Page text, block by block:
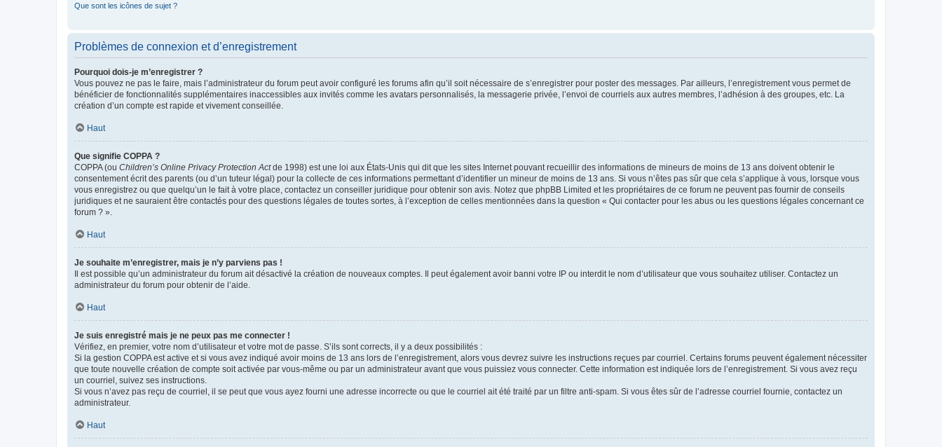
Que sont les icônes de sujet ?
Problèmes de connexion et d’enregistrement
Pourquoi dois-je m’enregistrer ?
Vous pouvez ne pas le faire, mais l’administrateur du forum peut avoir configuré les forums afin qu’il soit nécessaire de s’enregistrer pour poster des messages. Par ailleurs, l’enregistrement vous permet de
bénéficier de fonctionnalités supplémentaires inaccessibles aux invités comme les avatars personnalisés, la messagerie privée, l’envoi de courriels aux autres membres, l’adhésion à des groupes, etc. La
création d’un compte est rapide et vivement conseillée.
Haut
Que signifie COPPA ?
COPPA (ou Children’s Online Privacy Protection Actde 1998) est une loi aux États-Unis qui dit que les sites Internet pouvant recueillir des informations de mineurs de moins de 13 ans doivent obtenir le
consentement écrit des parents (ou d’un tuteur légal) pour la collecte de ces informations permettant d’identifier un mineur de moins de 13 ans. Si vous n’êtes pas sûr que cela s’applique à vous, lorsque vous
vous enregistrez ou que quelqu’un le fait à votre place, contactez un conseiller juridique pour obtenir son avis. Notez que phpBB Limited et les propriétaires de ce forum ne peuvent pas fournir de conseils
juridiques et ne sauraient être contactés pour des questions légales de toutes sortes, à l’exception de celles mentionnées dans la question « Qui contacter pour les abus ou les questions légales concernant ce
forum ? ».
Haut
Je souhaite m’enregistrer, mais je n’y parviens pas !
Il est possible qu’un administrateur du forum ait désactivé la création de nouveaux comptes. Il peut également avoir banni votre IP ou interdit le nom d’utilisateur que vous souhaitez utiliser. Contactez un
administrateur du forum pour obtenir de l’aide.
Haut
Je suis enregistré mais je ne peux pas me connecter !
Vérifiez, en premier, votre nom d’utilisateur et votre mot de passe. S’ils sont corrects, il y a deux possibilités :
Si la gestion COPPA est active et si vous avez indiqué avoir moins de 13 ans lors de l’enregistrement, alors vous devrez suivre les instructions reçues par courriel. Certains forums peuvent également nécessiter
que toute nouvelle création de compte soit activée par vous-même ou par un administrateur avant que vous puissiez vous connecter. Cette information est indiquée lors de l’enregistrement. Si vous avez reçu
un courriel, suivez ses instructions.
Si vous n’avez pas reçu de courriel, il se peut que vous ayez fourni une adresse incorrecte ou que le courriel ait été traité par un filtre anti-spam. Si vous êtes sûr de l’adresse courriel fournie, contactez un
administrateur.
Haut